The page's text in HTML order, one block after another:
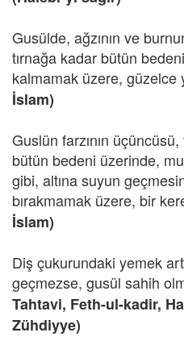
Gusülde, ağzının ve
tırnağa kadar bütün
kalmamak üzere, güzelce
İslam)
Guslün farzının
bütün bedeni üzerinde,
gibi, altına suyun
bırakmamak üzere, bir
İslam)
Diş çukurundaki yemek
geçmezse, gusül sahih
Tahtavi, Feth-ul-kadir,
Zühdiyye)